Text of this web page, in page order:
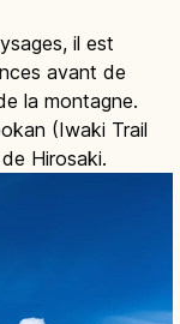
il est
avant de
la montagne.
(Iwaki Trail
Hirosaki.